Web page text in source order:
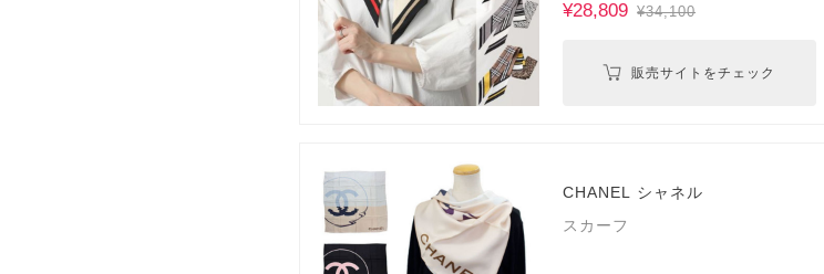
¥28,809 ¥34,100
販売サイトをチェック
CHANEL シャネル
スカーフ